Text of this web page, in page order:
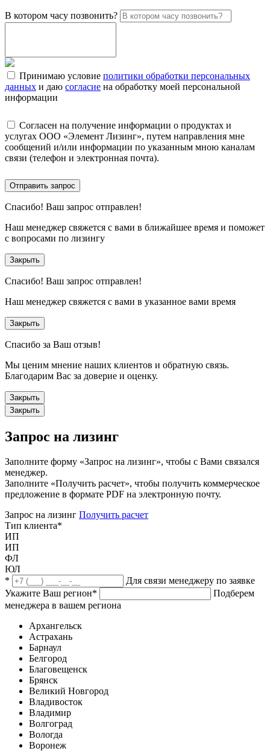
В котором часу позвонить?
Принимаю условие политики обработки персональных
данных и даю согласие на обработку моей персональной
информации
Согласен на получение информации о продуктах и
услугах ООО «Элемент Лизинг», путем направления мне
сообщений и/или информации по указанным мною каналам
связи (телефон и электронная почта).
Отправить запрос
Спасибо! Ваш запрос отправлен!
Наш менеджер свяжется с вами в ближайшее время и поможет
с вопросами по лизингу
Закрыть
Спасибо! Ваш запрос отправлен!
Наш менеджер свяжется с вами в указанное вами время
Закрыть
Спасибо за Ваш отзыв!
Мы ценим мнение наших клиентов и обратную связь.
Благодарим Вас за доверие и оценку.
Закрыть
Закрыть
Запрос на лизинг
Заполните форму «Запрос на лизинг», чтобы с Вами связался
менеджер.
Заполните «Получить расчет», чтобы получить коммерческое
предложение в формате PDF на электронную почту.
Запрос на лизинг Получить расчет
Тип клиента*
ИП
ИП
ФЛ
ЮЛ
*
Для связи менеджеру по заявке
Укажите Ваш регион*
Подберем
менеджера в вашем региона
Архангельск
Астрахань
Барнаул
Белгород
Благовещенск
Брянск
Великий Новгород
Владивосток
Владимир
Волгоград
Вологда
Воронеж